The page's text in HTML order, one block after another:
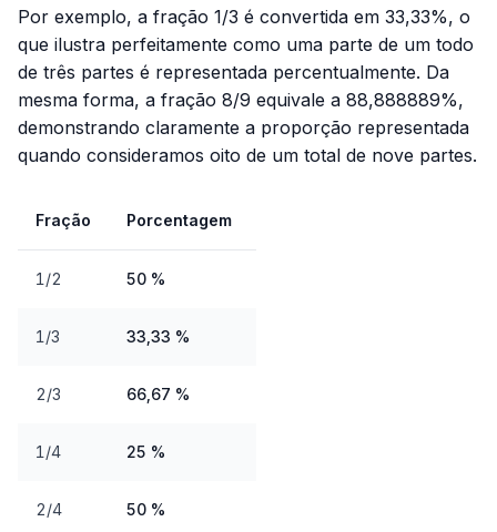
Por exemplo, a fração 1/3 é convertida em 33,33%, o
que ilustra perfeitamente como uma parte de um todo
de três partes é representada percentualmente. Da
mesma forma, a fração 8/9 equivale a 88,888889%,
demonstrando claramente a proporção representada
quando consideramos oito de um total de nove partes.
Fração Porcentagem
1/2 50 %
1/3 33,33 %
2/3 66,67 %
1/4 25 %
2/4 50 %